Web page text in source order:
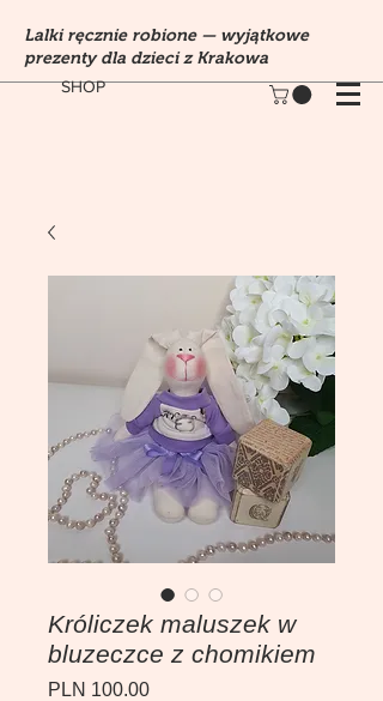
SHOP
Lalki ręcznie robione — wyjątkowe
prezenty dla dzieci z Krakowa
Króliczek maluszek w
bluzeczce z chomikiem
PLN 100.00Price